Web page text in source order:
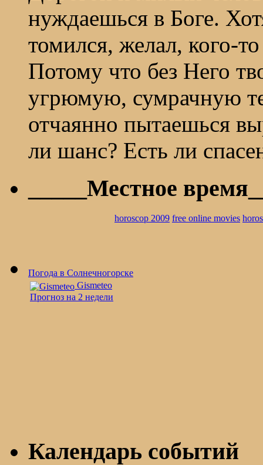
нуждаешься в Боге.
томился, желал, кого-
Потому что без Него
угрюмую, сумрачную
отчаянно пытаешься
ли шанс? Есть ли
_____Местное
horoscop 2009 free online movies
Погода в Солнечногорске
Gismeteo
Прогноз на 2 недели
Календарь событий